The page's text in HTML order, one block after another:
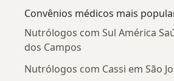
Convênios médicos mais
Nutrólogos com Sul América
dos Campos
Nutrólogos com Cassi em São